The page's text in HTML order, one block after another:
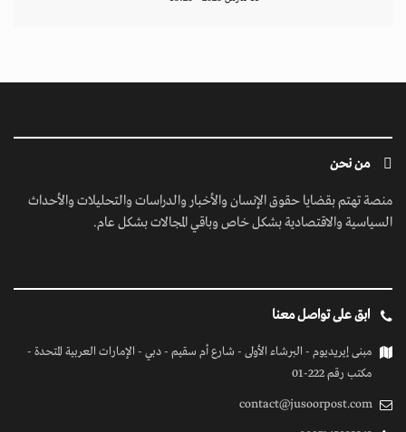
من نحن
منصة تهتم بقضايا حقوق الإنسان والأخبار والدراسات والتحليلات والأحداث
السياسية والاقتصادية بشكل خاص وباقي المجالات بشكل عام.
ابق على تواصل معنا
مبنى إيريديوم - البرشاء الأولى - شارع أم سقيم - دبي - الإمارات العربية المتحدة -
مكتب رقم 222-01
contact@jusoorpost.com